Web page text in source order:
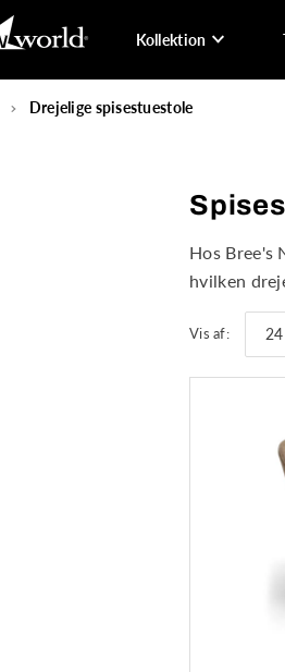
Kollektion
Drejelige spisestuestole
Hos Bree's
hvilken
Vis af: